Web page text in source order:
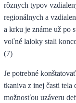
rôznych typov
regionálnych a
a krku je známe už po
voľné laloky stali
(7)
Je potrebné
tkaniva z inej časti tela
možnosťou uzáveru